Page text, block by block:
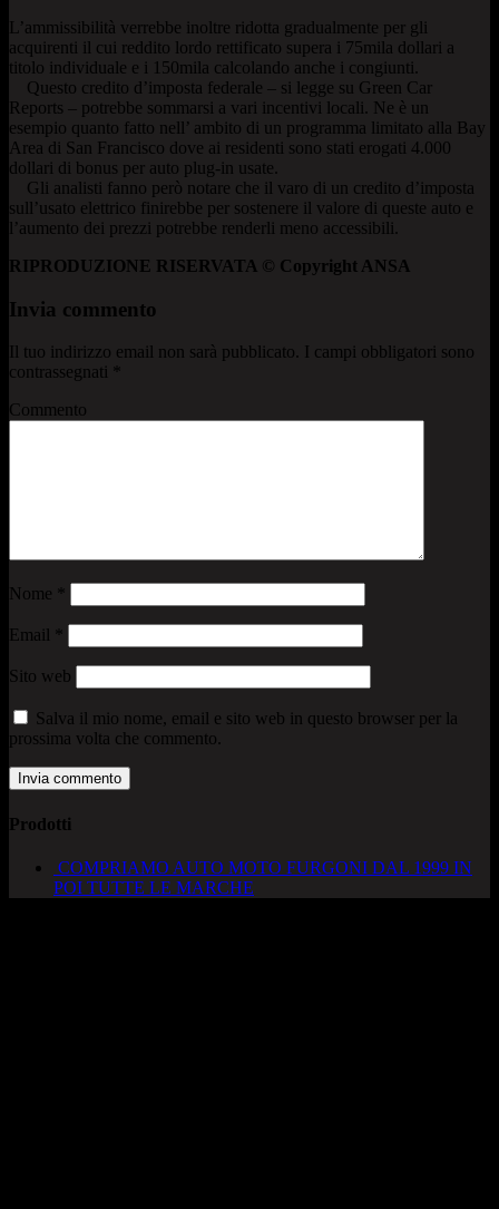
L’ammissibilità verrebbe inoltre ridotta gradualmente per gli
acquirenti il cui reddito lordo rettificato supera i 75mila dollari a
titolo individuale e i 150mila calcolando anche i congiunti.
Questo credito d’imposta federale – si legge su Green Car
Reports – potrebbe sommarsi a vari incentivi locali. Ne è un
esempio quanto fatto nell’ ambito di un programma limitato alla Bay
Area di San Francisco dove ai residenti sono stati erogati 4.000
dollari di bonus per auto plug-in usate.
Gli analisti fanno però notare che il varo di un credito d’imposta
sull’usato elettrico finirebbe per sostenere il valore di queste auto e
l’aumento dei prezzi potrebbe renderli meno accessibili.
RIPRODUZIONE RISERVATA © Copyright ANSA
Invia commento
Il tuo indirizzo email non sarà pubblicato.
I campi obbligatori sono
contrassegnati
Commento
Nome
Email
Sito web
Salva il mio nome, email e sito web in questo browser per la
prossima volta che commento.
Prodotti
COMPRIAMO AUTO MOTO FURGONI DAL 1999 IN
POI TUTTE LE MARCHE